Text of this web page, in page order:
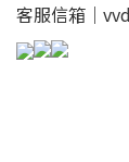
客服信箱｜